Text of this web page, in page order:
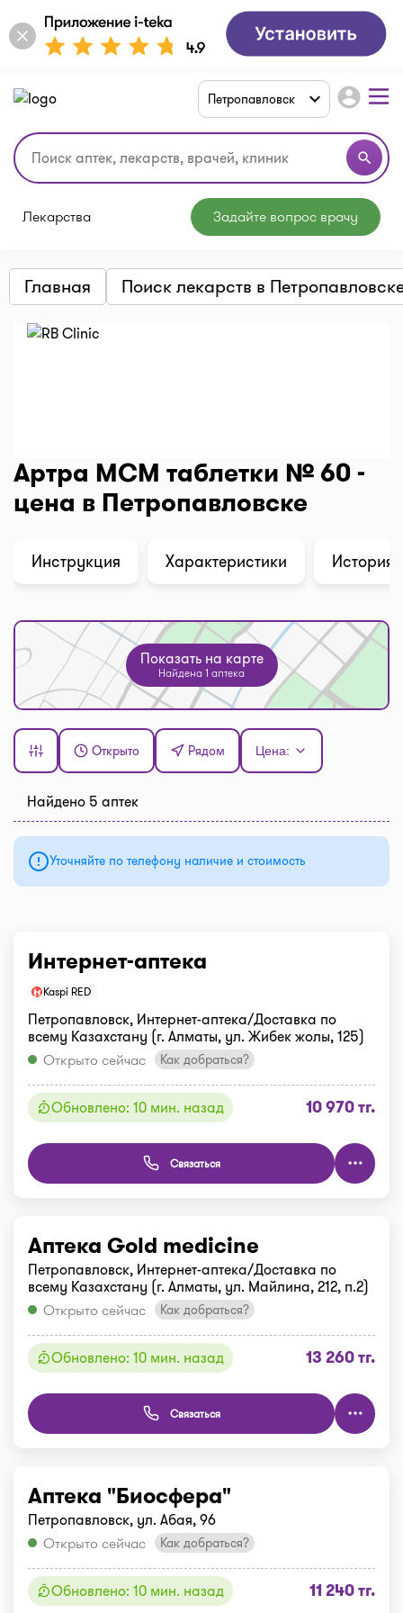
search
Петропавловск account_circle
Лекарства Задайте вопрос врачу
Главная Поиск лекарств в
Артра МСМ таблетки № 60 -
цена в Петропавловске
Инструкция Характеристики История
Показать на карте
Найдена 1 аптека
Открыто Рядом Цена:
Найдено 5 аптек
Уточняйте по телефону наличие и стоимость
Интернет-аптека
Kaspi RED
Петропавловск, Интернет-аптека/Доставка по
всему Казахстану (г. Алматы, ул. Жибек жолы, 125)
Открыто сейчас
Как добраться?
Обновлено: 10 мин. назад 10 970 тг.
Связаться
Аптека Gold medicine
Петропавловск, Интернет-аптека/Доставка по
всему Казахстану (г. Алматы, ул. Майлина, 212, п.2)
Открыто сейчас
Как добраться?
Обновлено: 10 мин. назад 13 260 тг.
Связаться
Аптека "Биосфера"
Петропавловск, ул. Абая, 96
Открыто сейчас
Как добраться?
Обновлено: 10 мин. назад 11 240 тг.